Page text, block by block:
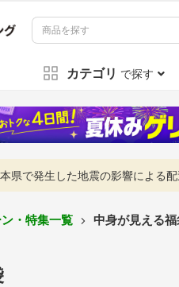
カテゴリ で探す
県で発生した地震の影響による
・特集一覧 中身が見える福